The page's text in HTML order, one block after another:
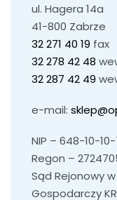
ul. Hagera 14a
41-800 Zabrze
32 271 40 19 fax
32 278 42 48
32 287 42 49
e-mail:
NIP – 648-10-10-
Regon –
Sąd Rejonowy
Gospodarczy